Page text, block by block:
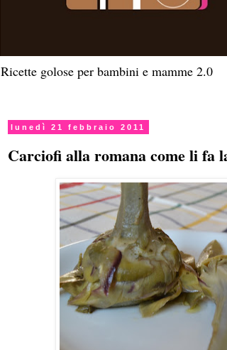
Ricette golose per bambini e mamme 2.0
lunedì 21 febbraio 2011
Carciofi alla romana come li fa